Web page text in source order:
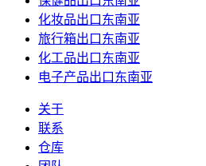
化妆品出口东南亚
旅行箱出口东南亚
化工品出口东南亚
电子产品出口东南亚
关于
联系
仓库